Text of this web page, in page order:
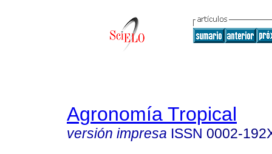
Agronomía Tropical
versión impresa ISSN 0002-